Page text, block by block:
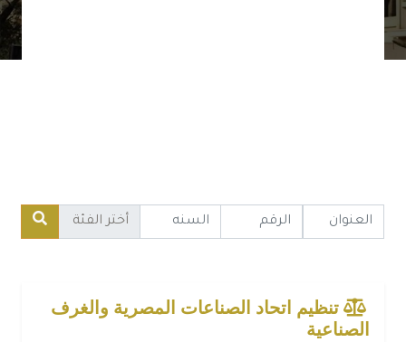
تنظيم اتحاد الصناعات المصرية والغرف
الصناعية